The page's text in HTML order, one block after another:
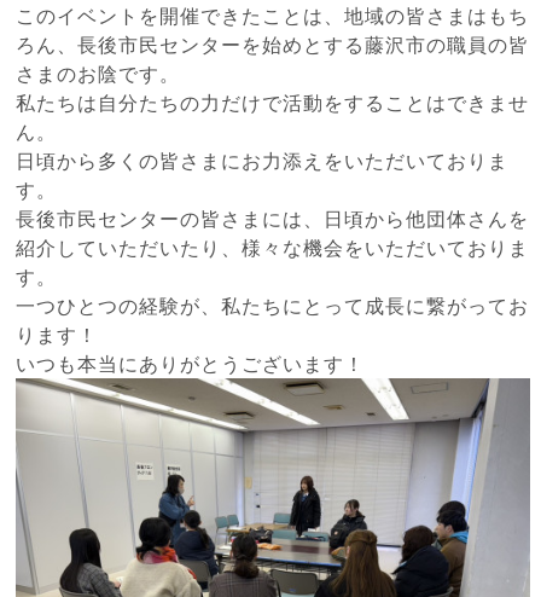
このイベントを開催できたことは、地域の皆さまはもち
ろん、長後市民センターを始めとする藤沢市の職員の皆
さまのお陰です。
私たちは自分たちの力だけで活動をすることはできませ
ん。
日頃から多くの皆さまにお力添えをいただいておりま
す。
長後市民センターの皆さまには、日頃から他団体さんを
紹介していただいたり、様々な機会をいただいておりま
す。
一つひとつの経験が、私たちにとって成長に繋がってお
ります！
いつも本当にありがとうございます！